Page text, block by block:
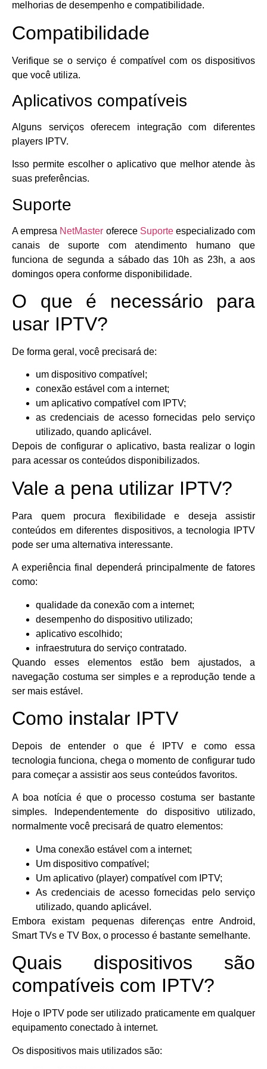
melhorias de desempenho e compatibilidade.
Compatibilidade
Verifique se o serviço é compatível com os dispositivos
que você utiliza.
Aplicativos compatíveis
Alguns serviços oferecem integração com diferentes
players IPTV.
Isso permite escolher o aplicativo que melhor atende às
suas preferências.
Suporte
A empresa NetMaster oferece Suporteespecializado com
canais de suporte com atendimento humano que
funciona de segunda a sábado das 10h as 23h, a aos
domingos opera conforme disponibilidade.
O que é necessário para
usar IPTV?
De forma geral, você precisará de:
um dispositivo compatível;
conexão estável com a internet;
um aplicativo compatível com IPTV;
as credenciais de acesso fornecidas pelo serviço
utilizado, quando aplicável.
Depois de configurar o aplicativo, basta realizar o login
para acessar os conteúdos disponibilizados.
Vale a pena utilizar IPTV?
Para quem procura flexibilidade e deseja assistir
conteúdos em diferentes dispositivos, a tecnologia IPTV
pode ser uma alternativa interessante.
A experiência final dependerá principalmente de fatores
como:
qualidade da conexão com a internet;
desempenho do dispositivo utilizado;
aplicativo escolhido;
infraestrutura do serviço contratado.
Quando esses elementos estão bem ajustados, a
navegação costuma ser simples e a reprodução tende a
ser mais estável.
Como instalar IPTV
Depois de entender o que é IPTV e como essa
tecnologia funciona, chega o momento de configurar tudo
para começar a assistir aos seus conteúdos favoritos.
A boa notícia é que o processo costuma ser bastante
simples. Independentemente do dispositivo utilizado,
normalmente você precisará de quatro elementos:
Uma conexão estável com a internet;
Um dispositivo compatível;
Um aplicativo (player) compatível com IPTV;
As credenciais de acesso fornecidas pelo serviço
utilizado, quando aplicável.
Embora existam pequenas diferenças entre Android,
Smart TVs e TV Box, o processo é bastante semelhante.
Quais dispositivos são
compatíveis com IPTV?
Hoje o IPTV pode ser utilizado praticamente em qualquer
equipamento conectado à internet.
Os dispositivos mais utilizados são: